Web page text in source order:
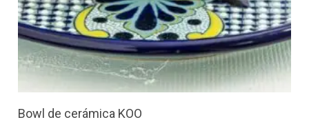
Bowl de cerámica KOO